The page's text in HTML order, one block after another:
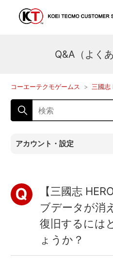
Q&A（よく
コーエーテクモゲームス 三國志
アカウント・設定
【三國志
ブデータが消
復旧するには
ょうか？